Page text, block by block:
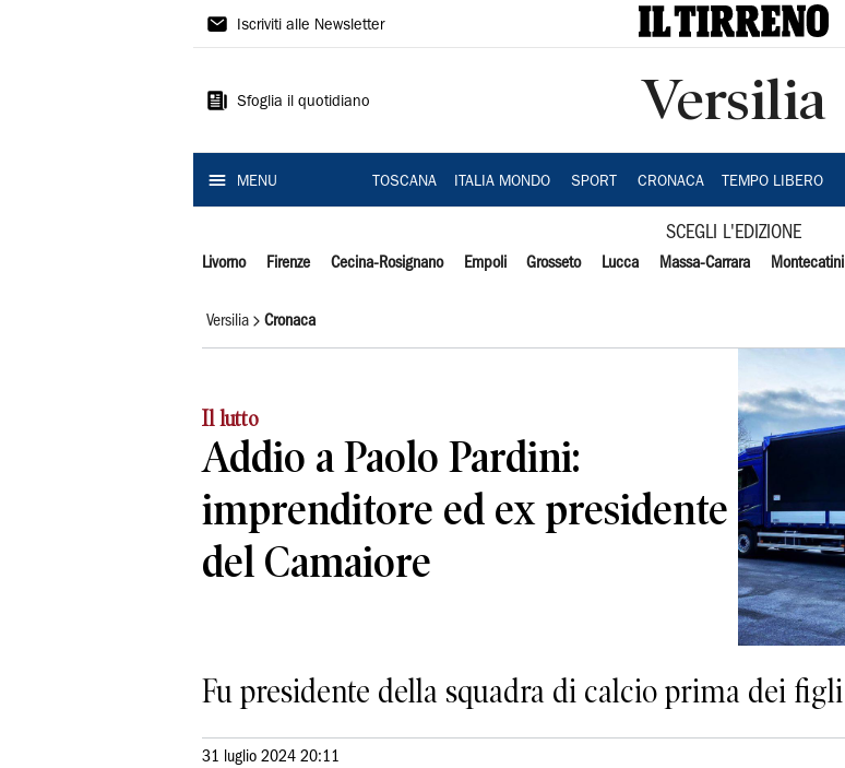
Il
Iscriviti alle Newsletter
Sfoglia il quotidiano Versilia
MENU TOSCANA ITALIA MONDO SPORT CRONACA TEMPO LIBERO
SCEGLI L'EDIZIONE
Livorno Firenze Cecina-Rosignano Empoli Grosseto Lucca Massa-Carrara Montecatini
Versilia Cronaca
Il lutto
Addio a Paolo Pardini:
imprenditore ed ex presidente
del Camaiore
Fu presidente della squadra di calcio prima dei figli
31 luglio 2024 20:11